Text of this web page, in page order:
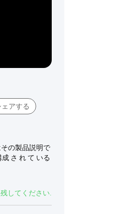
ェアする
の製品説明で
さ れ て いる
してください.